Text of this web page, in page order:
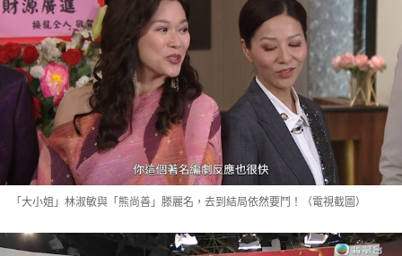
「大小姐」林淑敏與「熊尚善」滕麗名，去到結局依然要鬥！（電視截圖）